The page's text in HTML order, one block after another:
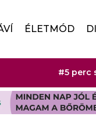
ÉLETMÓD
#5 perc